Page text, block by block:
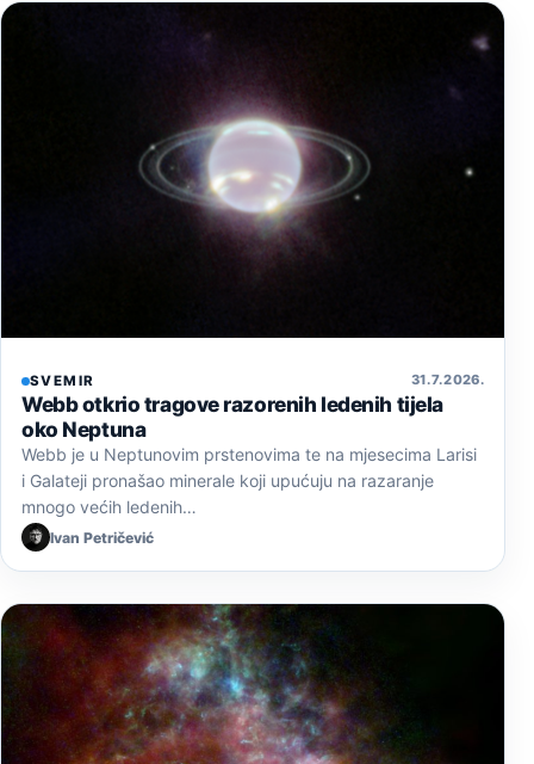
SVEMIR 31. 7. 2026.
Webb otkrio tragove razorenih ledenih tijela
oko Neptuna
Webb je u Neptunovim prstenovima te na mjesecima Larisi
i Galateji pronašao minerale koji upućuju na razaranje
mnogo većih ledenih…
Ivan Petričević